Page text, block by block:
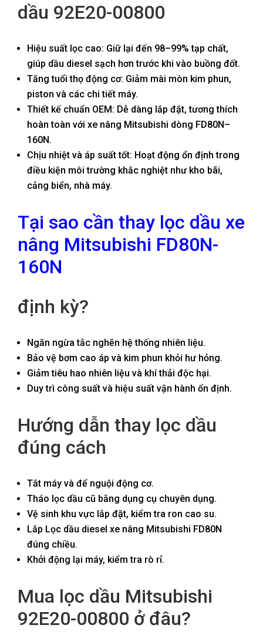
dầu 92E20-00800
Hiệu suất lọc cao: Giữ lại đến 98–99% tạp chất,
giúp dầu diesel sạch hơn trước khi vào buồng đốt.
Tăng tuổi thọ động cơ: Giảm mài mòn kim phun,
piston và các chi tiết máy.
Thiết kế chuẩn OEM: Dễ dàng lắp đặt, tương thích
hoàn toàn với xe nâng Mitsubishi dòng FD80N–
160N.
Chịu nhiệt và áp suất tốt: Hoạt động ổn định trong
điều kiện môi trường khắc nghiệt như kho bãi,
cảng biển, nhà máy.
Tại sao cần thay lọc dầu xe
nâng Mitsubishi FD80N-
160N
định kỳ?
Ngăn ngừa tắc nghẽn hệ thống nhiên liệu.
Bảo vệ bơm cao áp và kim phun khỏi hư hỏng.
Giảm tiêu hao nhiên liệu và khí thải độc hại.
Duy trì công suất và hiệu suất vận hành ổn định.
Hướng dẫn thay lọc dầu
đúng cách
Tắt máy và để nguội động cơ.
Tháo lọc dầu cũ bằng dụng cụ chuyên dụng.
Vệ sinh khu vực lắp đặt, kiểm tra ron cao su.
Lắp Lọc dầu diesel xe nâng Mitsubishi FD80N
đúng chiều.
Khởi động lại máy, kiểm tra rò rỉ.
Mua lọc dầu Mitsubishi
92E20-00800 ở đâu?